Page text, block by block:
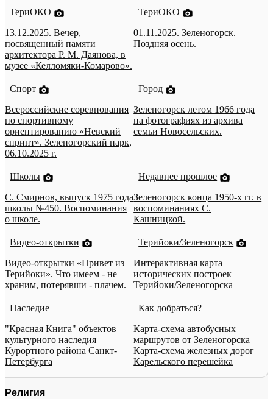
ТериОКО
13.12.2025. Вечер,
посвященный памяти
архитектора Р. М. Даянова, в
музее «Келломяки-Комарово».
ТериОКО
01.11.2025. Зеленогорск.
Поздняя осень.
Спорт
Всероссийские соревнования
по спортивному
ориентированию «Невский
спринт». Зеленогорский парк,
06.10.2025 г.
Город
Зеленогорск летом 1966 года
на фотографиях из архива
семьи Новосельских.
Школы
С. Смирнов, выпуск 1975 года
школы №450. Воспоминания
о школе.
Недавнее прошлое
Зеленогорск конца 1950-х гг. в
воспоминаниях С.
Кашницкой.
Видео-открытки
Видео-открытки «Привет из
Терийоки». Что имеем - не
храним, потерявши - плачем.
Терийоки/Зеленогорск
Интерактивная карта
исторических построек
Терийоки/Зеленогорска
Наследие
"Красная Книга" объектов
культурного наследия
Курортного района Санкт-
Петербурга
Как добраться?
Карта-схема автобусных
маршрутов от Зеленогорска
Карта-схема железных дорог
Карельского перешейка
Религия